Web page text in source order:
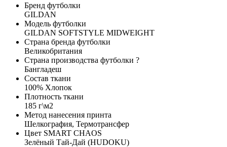
Бренд футболки
GILDAN
Модель футболки
GILDAN SOFTSTYLE MIDWEIGHT
Страна бренда футболки
Великобритания
Страна производства футболки ?
Бангладеш
Состав ткани
100% Хлопок
Плотность ткани
185 г\м2
Метод нанесения принта
Шелкография, Термотрансфер
Цвет SMART CHAOS
Зелёный Тай-Дай (HUDOKU)